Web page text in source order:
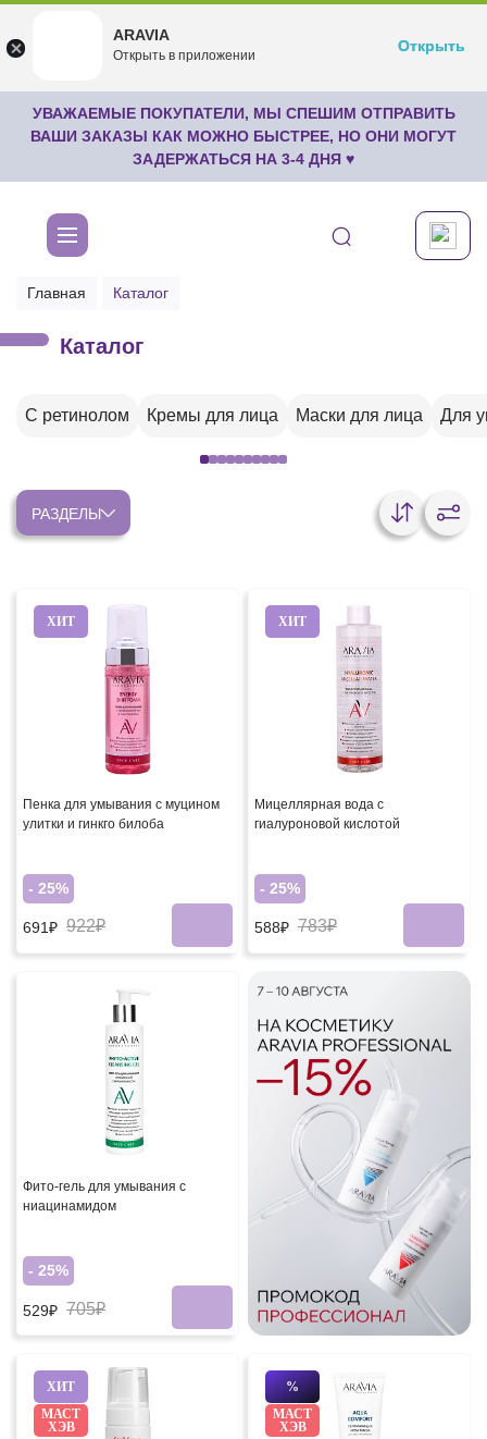
undefined
Бесплатноru.aravia.new
Открыть
УВАЖАЕМЫЕ ПОКУПАТЕЛИ, МЫ СПЕШИМ ОТПРАВИТЬ
ВАШИ ЗАКАЗЫ КАК МОЖНО БЫСТРЕЕ, НО ОНИ МОГУТ
ЗАДЕРЖАТЬСЯ НА 3-4 ДНЯ ♥
Главная Каталог
Каталог
С ретинолом Кремы для лица Маски для лица Для
РАЗДЕЛЫ
ХИТ
Пенка для умывания с муцином
улитки и гинкго билоба
- 25%
691₽ 922₽
ХИТ
Мицеллярная вода с
гиалуроновой кислотой
- 25%
588₽ 783₽
Фито-гель для умывания с
ниацинамидом
- 25%
529₽ 705₽
ХИТ
МАСТ
ХЭВ
%
МАСТ
ХЭВ
ARAVIA
Открыть в приложении
Открыть